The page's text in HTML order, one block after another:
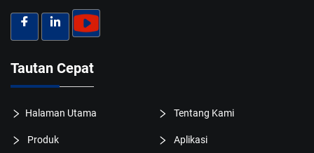
Tautan Cepat
Halaman Utama Tentang Kami
Produk Aplikasi